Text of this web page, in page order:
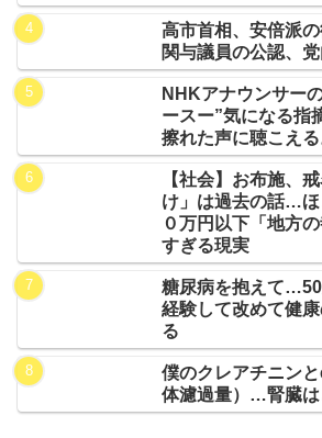
高市首相、安倍派
関与議員の公認、
NHKアナウンサー
ースー”気になる指
擦れた声に聴こえる
【社会】お布施、
け」は過去の話…ほ
０万円以下「地方
すぎる現実
糖尿病を抱えて
経験して改めて健
る
僕のクレアチニン
体濾過量）…腎臓は